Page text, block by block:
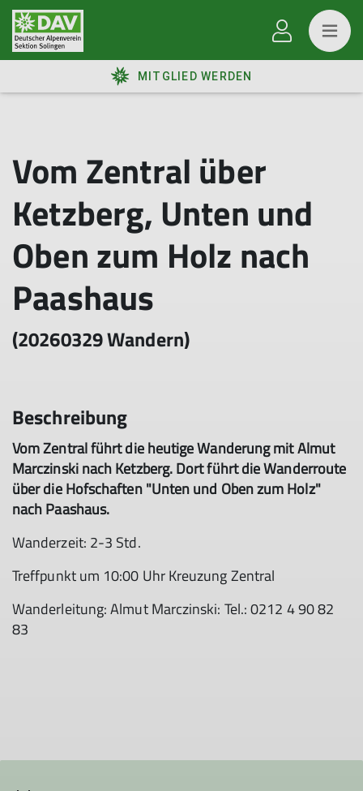
MITGLIED WERDEN
Vom Zentral über
Ketzberg, Unten und
Oben zum Holz nach
Paashaus
(20260329 Wandern)
Beschreibung
Vom Zentral führt die heutige Wanderung mit Almut
Marczinski nach Ketzberg. Dort führt die Wanderroute
über die Hofschaften "Unten und Oben zum Holz"
nach Paashaus.
Wanderzeit: 2-3 Std.
Treffpunkt um 10:00 Uhr Kreuzung Zentral
Wanderleitung: Almut Marczinski: Tel.: 0212 4 90 82
83